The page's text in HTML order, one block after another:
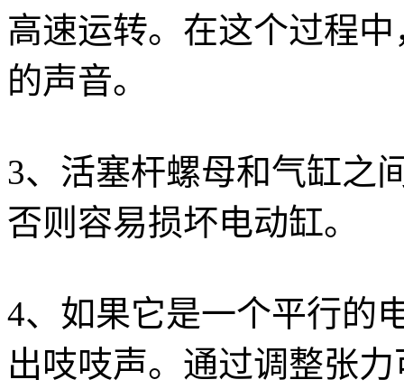
高速运转。在这个过程
的声音。
3、活塞杆螺母和气缸之
否则容易损坏电动缸。
4、如果它是一个平行的
出吱吱声。通过调整张